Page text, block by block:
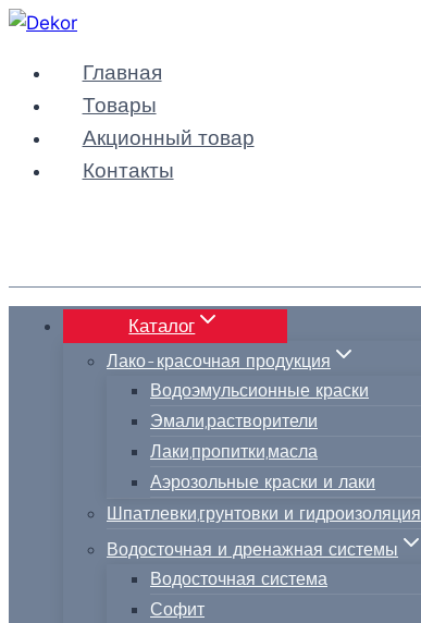
Перейти
содержимому
Главная
Товары
Акционный товар
Контакты
Каталог
Лако-красочная продукция
Водоэмульсионные краски
Эмали,растворители
Лаки,пропитки,масла
Аэрозольные краски и лаки
Шпатлевки,грунтовки и гидроизоляция
Водосточная и дренажная системы
Водосточная система
Софит